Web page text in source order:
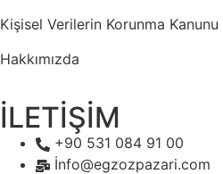
Kişisel Verilerin Korunma Kanunu
Hakkımızda
İLETİŞİM
+90 531 084 91 00
İnfo@egzozpazari.com